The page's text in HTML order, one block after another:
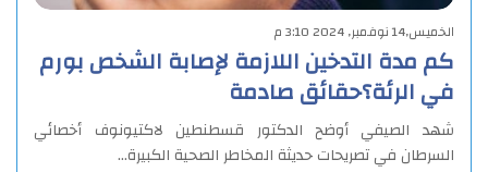
الخميس,14 نوفمبر, 2024 3:10 م
كم مدة التدخين اللازمة لإصابة الشخص بورم
في الرئة؟حقائق صادمة
شهد الصيفي أوضح الدكتور قسطنطين لاكتيونوف أخصائي
السرطان في تصريحات حديثة المخاطر الصحية الكبيرة…